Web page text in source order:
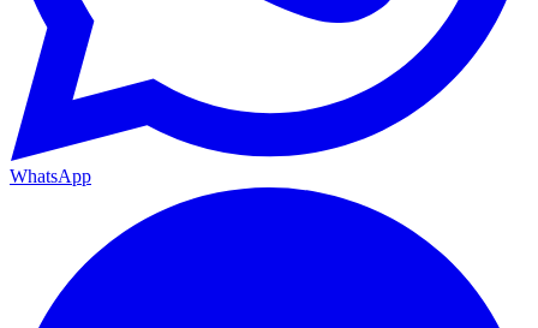
WhatsApp